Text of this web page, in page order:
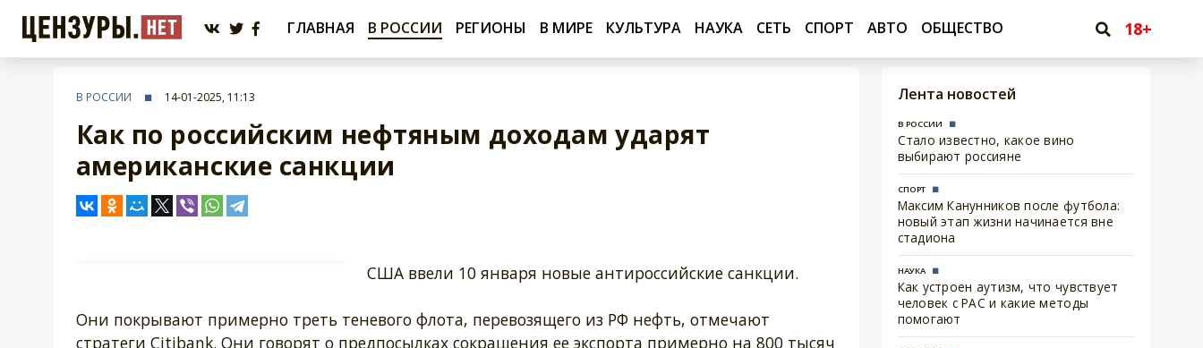
ГЛАВНАЯ В РОССИИ РЕГИОНЫ В МИРЕ КУЛЬТУРА НАУКА СЕТЬ СПОРТ АВТО ОБЩЕСТВО 18+
В РОССИИ 14-01-2025, 11:13
Как по российским нефтяным доходам ударят
американские санкции
США ввели 10 января новые антироссийские санкции.
Они покрывают примерно треть теневого флота, перевозящего из РФ нефть, отмечают
стратеги Citibank. Они говорят о предпосылках сокращения ее экспорта примерно на 800 тысяч
Лента новостей
В РОССИИ
Стало известно, какое вино
выбирают россияне
СПОРТ
Максим Канунников после футбола:
новый этап жизни начинается вне
стадиона
НАУКА
Как устроен аутизм, что чувствует
человек с РАС и какие методы
помогают